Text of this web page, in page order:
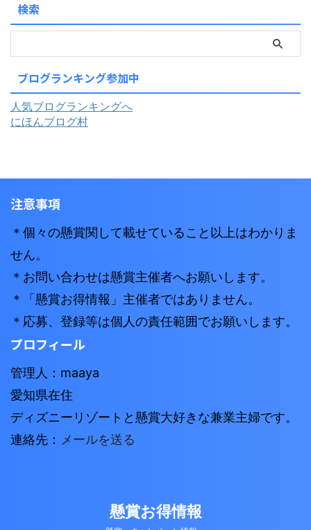
検索
ブログランキング参加中
人気ブログランキングへ
にほんブログ村
注意事項
＊個々の懸賞関して載せていること以上はわかりま
せん。
＊お問い合わせは懸賞主催者へお願いします。
＊「懸賞お得情報」主催者ではありません。
＊応募、登録等は個人の責任範囲でお願いします。
プロフィール
管理人：maaya
愛知県在住
ディズニーリゾートと懸賞大好きな兼業主婦です。
連絡先： メールを送る
懸賞お得情報